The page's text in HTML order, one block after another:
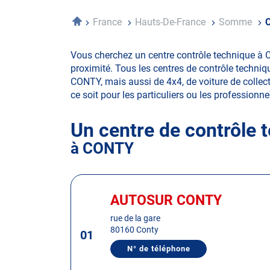
AccueilFrance Hauts-De-France Somme
Vous cherchez un centre contrôle technique à
proximité. Tous les centres de contrôle
CONTY, mais aussi de 4x4, de voiture de
ce soit pour les particuliers ou les
Un centre de contrôle
à CONTY
Appuyer
ENTRÉE
01
Centre
AUTOSUR CONTY
rue de la gare
80160 Conty
N° de téléphone
AFFICHER